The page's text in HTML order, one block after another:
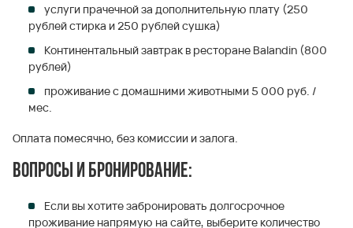
услуги прачечной за дополнительную плату (250
рублей стирка и 250 рублей сушка)
Континентальный завтрак в ресторане Balandin (800
рублей)
проживание с домашними животными 5 000 руб. /
мес.
Оплата помесячно, без комиссии и залога.
Вопросы и бронирование:
Если вы хотите забронировать долгосрочное
проживание напрямую на сайте, выберите количество